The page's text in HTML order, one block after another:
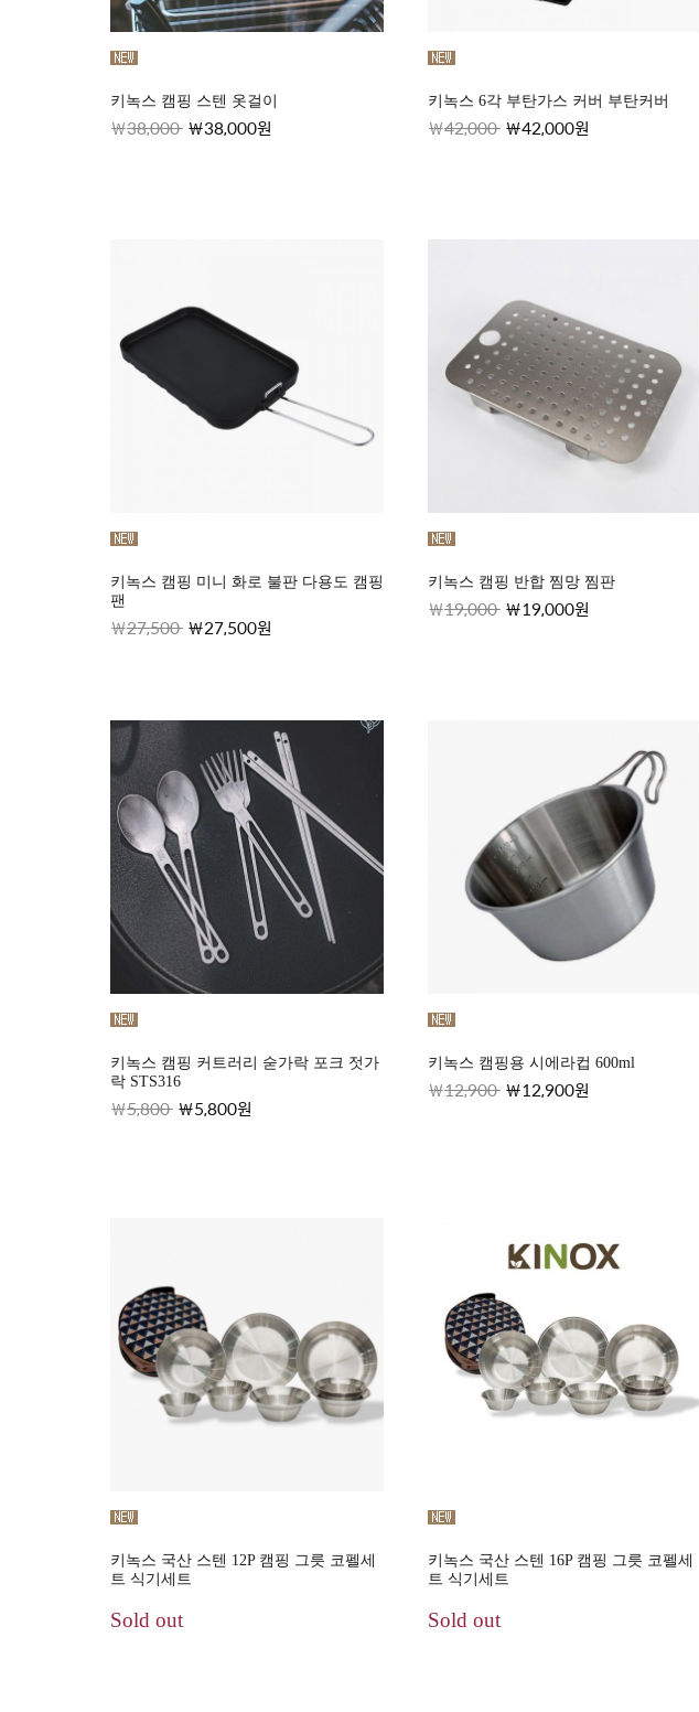
키녹스 캠핑 스텐 옷걸이
38,000 38,000원
키녹스 6각 부탄가스 커버 부탄커버
42,000 42,000원
키녹스 캠핑 미니 화로 불판 다용도 캠핑
팬
27,500 27,500원
키녹스 캠핑 반합 찜망 찜판
19,000 19,000원
키녹스 캠핑 커트러리 숟가락 포크 젓가
락 STS316
5,800 5,800원
키녹스 캠핑용 시에라컵 600ml
12,900 12,900원
키녹스 국산 스텐 12P 캠핑 그릇 코펠세
트 식기세트
Sold out
키녹스 국산 스텐 16P 캠핑 그릇 코펠세
트 식기세트
Sold out